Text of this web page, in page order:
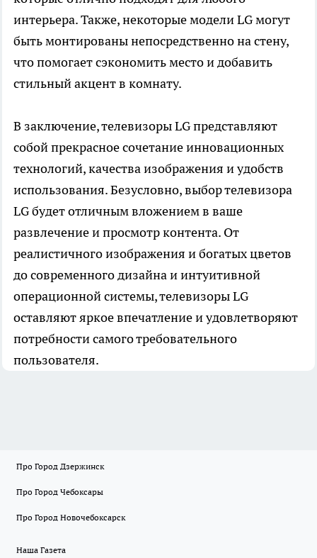
интерьера. Также, некоторые модели LG могут
быть монтированы непосредственно на стену,
что помогает сэкономить место и добавить
стильный акцент в комнату.
В заключение,телевизоры LGпредставляют
собой прекрасное сочетание инновационных
технологий, качества изображения и удобств
использования. Безусловно, выбор телевизора
LG будет отличным вложением в ваше
развлечение и просмотр контента. От
реалистичного изображения и богатых цветов
до современного дизайна и интуитивной
операционной системы, телевизоры LG
оставляют яркое впечатление и удовлетворяют
потребности самого требовательного
пользователя.
Про Город Дзержинск
Про Город Чебоксары
Про Город Новочебоксарск
Наша Газета